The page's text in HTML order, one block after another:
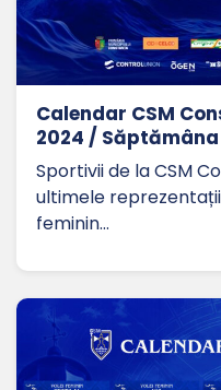
Calendar CSM
2024 / Săptămâna
Sportivii de la CSM
ultimele
feminin…